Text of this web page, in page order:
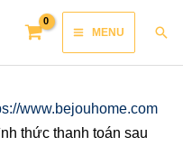
Main
Menu
MENU
www.bejouhome.com
thức thanh toán sau